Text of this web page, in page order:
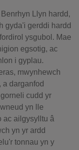
Llyn hardd,
gyda'i gerddi hardd
ysgubol. Mae
egsotig, ac
i gyplau.
mwynhewch
darganfod
cudd yr
yn lle
ac ailgysylltu â
yn yr ardd
tonnau yn y